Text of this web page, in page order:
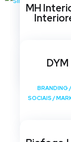
SOCIAIS /
MH
BRANDING /
SOCIAIS /